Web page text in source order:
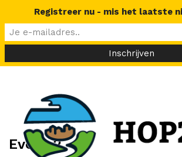
Event 2
Registreer nu - mis het laatste